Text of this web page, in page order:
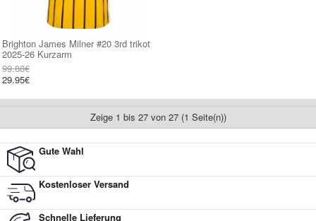
Brighton James Milner #20 3rd trikot
2025-26 Kurzarm
99.88€
29.95€
Zeige 1 bis 27 von 27 (1 Seite(n))
Gute Wahl
Kostenloser Versand
Schnelle Lieferung